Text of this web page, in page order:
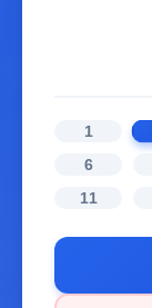
1
6
11